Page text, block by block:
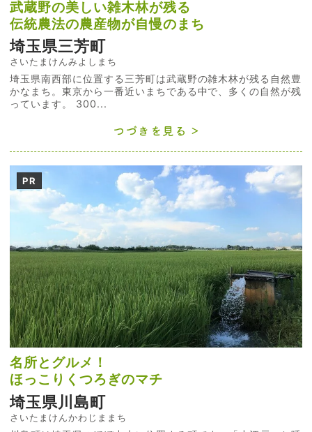
武蔵野の美しい雑木林が残る
伝統農法の農産物が自慢のまち
埼玉県三芳町
さいたまけんみよしまち
埼玉県南西部に位置する三芳町は武蔵野の雑木林が残る自然豊
かなまち。東京から一番近いまちである中で、多くの自然が残
っています。 300...
つづきを見る
PR
名所とグルメ！
ほっこりくつろぎのマチ
埼玉県川島町
さいたまけんかわじままち